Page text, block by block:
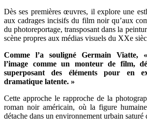
Dès ses premières œuvres, il explore une
aux cadrages incisifs du film noir qu’aux
du photoreportage, transposant dans la
scène propres aux médias visuels du XXe
Comme l’a souligné Germain Viatte,
l’image comme un monteur de film,
superposant des éléments pour en
dramatique latente. »
Cette approche le rapproche de la
roman noir américain, où la figure
détache dans un environnement urbain saturé